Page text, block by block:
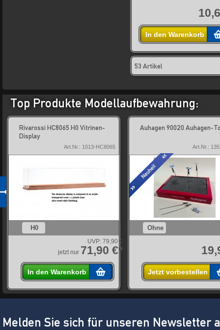
In den Warenkorb
53 Artikel
Top Produkte Modellaufbewahrung:
Rivarossi HC8065 H0 Vitrinen-
Display
Art.Nr.: 1013-HC8065
H0
UVP: 79,90 €
jetzt nur 71,90 €*
In den Warenkorb
Auhagen 90020 Auhagen-
Art.Nr.:
Ohne
Jetzt vorbestellen
Melden Sie sich für unseren Newsletter